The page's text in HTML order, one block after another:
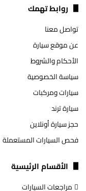
روابط تهمك
تواصل معنا
عن موقع سيارة
الأحكام والشروط
سياسة الخصوصية
سيارات ومركبات
سيارة ترند
حجز سيارة أونلاين
فحص السيارات المستعملة
الأقسام الرئيسية
مراجعات السيارات